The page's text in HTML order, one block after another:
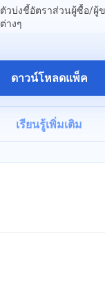
ตัวบ่งชี้อัตราส่วนผู้ซื้อ/ผู้
ต่างๆ
ดาวน์โหลดแพ็ค
เรียนรู้เพิ่มเติม